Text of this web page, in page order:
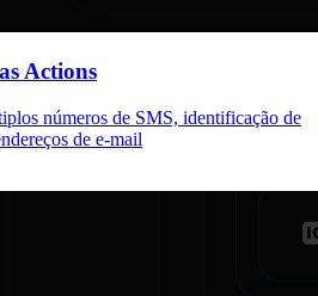
Actions
números de SMS, identificação de
de e-mail